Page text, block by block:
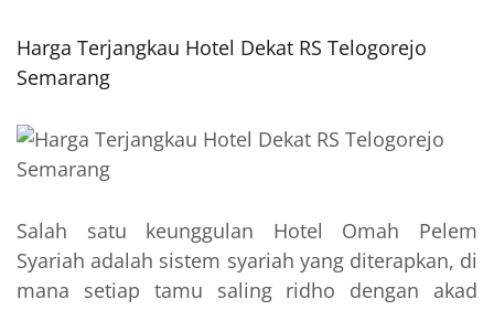
Harga Terjangkau Hotel Dekat RS Telogorejo
Semarang
Salah satu keunggulan Hotel Omah Pelem
Syariah adalah sistem syariah yang diterapkan, di
mana setiap tamu saling ridho dengan akad